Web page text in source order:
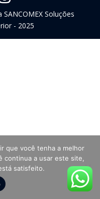
Soluções
- 2025
que você tenha a melhor
continua a usar este site,
satisfeito.